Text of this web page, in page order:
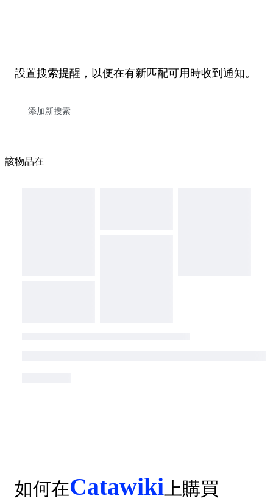
設置搜索提醒，以便在有新匹配可用時收到通知。
該物品在
如何在Catawiki 上購買